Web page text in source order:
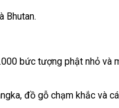
Bhutan.
bức tượng phật nhỏ và
đồ gỗ chạm khắc và